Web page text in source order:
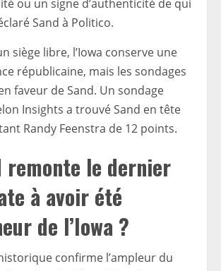
ou un signe d’authenticité de qui
Sand à Politico.
siège libre, l’Iowa conserve une
républicaine, mais les sondages
faveur de Sand. Un sondage
Insights a trouvé Sand en tête
Randy Feenstra de 12 points.
remonte le dernier
à avoir été
de l’Iowa ?
confirme l’ampleur du